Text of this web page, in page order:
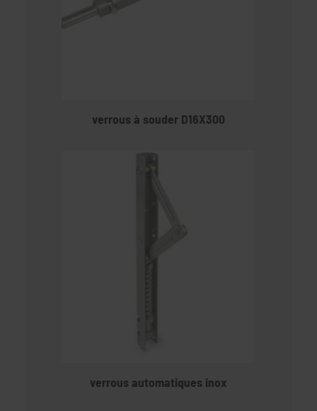
verrous à souder D16X300
verrous automatiques inox